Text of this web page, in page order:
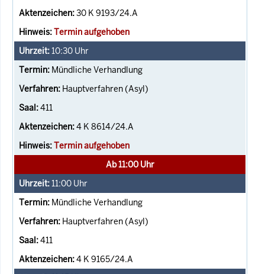
30 K 9193/24.A
Termin aufgehoben
10:30 Uhr
Mündliche Verhandlung
Hauptverfahren (Asyl)
411
4 K 8614/24.A
Termin aufgehoben
Ab 11:00 Uhr
11:00 Uhr
Mündliche Verhandlung
Hauptverfahren (Asyl)
411
4 K 9165/24.A